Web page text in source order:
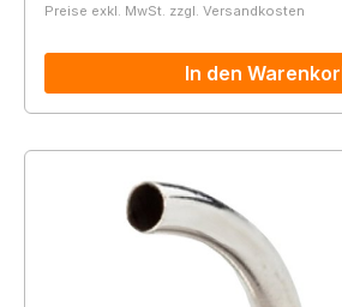
Preise exkl. MwSt. zzgl. Versandkosten
In den